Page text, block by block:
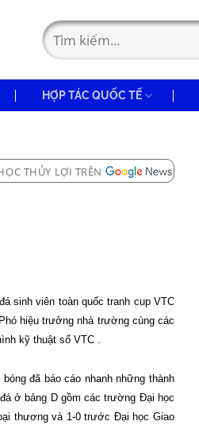
HỢP TÁC QUỐC TẾ
THỦY LỢI TRÊN
sinh viên toàn quốc tranh cup VTC
hiệu trưởng nhà trường cùng các
kỹ thuật số VTC .
đã báo cáo nhanh những thành
ở bảng D gồm các trường Đại học
thương và 1-0 trước Đại học Giao